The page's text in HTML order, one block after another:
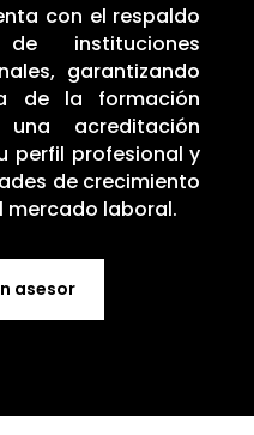
con el respaldo
instituciones
garantizando
de la formación
acreditación
perfil profesional y
de crecimiento
mercado laboral.
asesor